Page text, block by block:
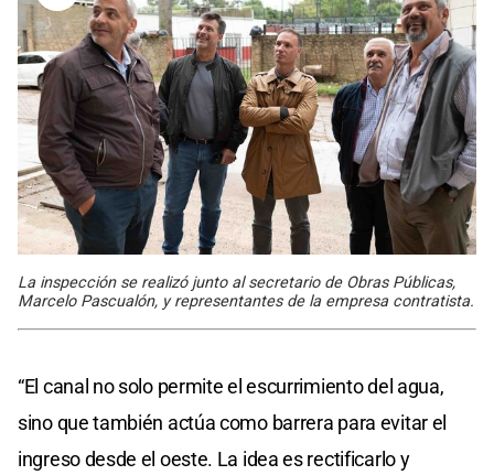
La inspección se realizó junto al secretario de Obras Públicas,
Marcelo Pascualón, y representantes de la empresa contratista.
“El canal no solo permite el escurrimiento del agua,
sino que también actúa como barrera para evitar el
ingreso desde el oeste. La idea es rectificarlo y